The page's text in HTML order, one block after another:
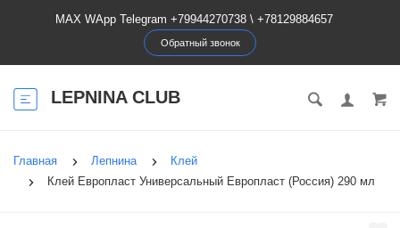
MAX WApp Telegram +79944270738 \ +78129884657
Обратный звонок
LEPNINA CLUB
Главная Лепнина
Клей
Клей Европласт Универсальный Европласт (Россия) 290 мл